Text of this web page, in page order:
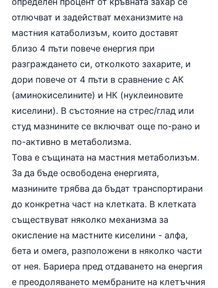
отлючват и задействат механизмите на
мастния катаболизъм, които доставят
близо 4 пъти повече енергия при
разграждането си, отколкото захарите, и
дори повече от 4 пъти в сравнение с АК
(аминокиселините) и НК (нуклеиновите
киселини). В състояние на стрес/глад или
студ мазнините се включват още по-рано и
по-активно в метаболизма.
Това е същината на мастния метаболизъм.
За да бъде освободена енергията,
мазнините трябва да бъдат транспортирани
до конкретна част на клетката. В клетката
съществуват няколко механизма за
окисление на мастните киселини - алфа,
бета и омега, разположени в няколко части
от нея. Бариера пред отдаването на енергия
е преодоляването мембраните на клетъчния